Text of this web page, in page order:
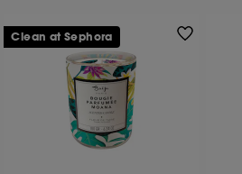
Clean at Sephora